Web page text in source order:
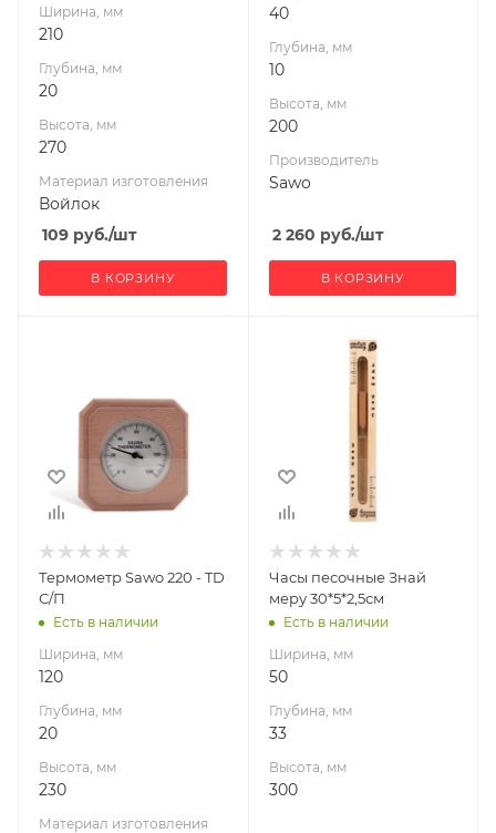
Ширина, мм
210
Глубина, мм
20
Высота, мм
270
Материал изготовления
Войлок
109 руб./шт
В КОРЗИНУ
40
Глубина, мм
10
Высота, мм
200
Производитель
Sawo
2 260 руб./шт
В КОРЗИНУ
Глубина, мм
Высота, мм
230
Материал
Кедр
Производитель
Sawo
Габариты В*Ш*Г мм
230x120
Гарантия, мес.
36
Термометр Sawo 220 - TD
С/П
Есть в наличии
Ширина, мм
120
Глубина, мм
20
Высота, мм
230
Материал изготовления
Ширина, мм
300
Часы песочные Знай
меру 30*5*2,5см
Есть в наличии
Ширина, мм
50
Глубина, мм
33
Высота, мм
300